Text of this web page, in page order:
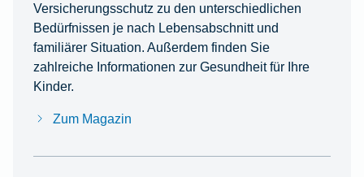
Versicherungsschutz zu den unterschiedlichen
Bedürfnissen je nach Lebensabschnitt und
familiärer Situation. Außerdem finden Sie
zahlreiche Informationen zur Gesundheit für Ihre
Kinder.
Zum Magazin